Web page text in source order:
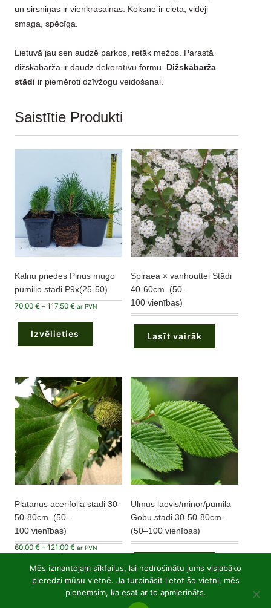
un sirsniņas ir vienkrāsainas. Koksne ir cieta, vidēji
smaga, spēcīga.
Lietuvā jau sen audzē parkos, retāk mežos. Parastā
dižskābarža ir daudz dekoratīvu formu. Dižskābarža
stādi ir piemēroti dzīvžogu veidošanai.
Saistītie Produkti
Kalnu priedes Pinus mugo
pumilio stādi P9x(25-50)
70,00 € – 117,50 €Price
70,00 €
117,50 €
ar PVN
Izvēlieties
may
be
chosen
on
the
product
page
Spiraea × vanhouttei Stādi
40-60cm. (50–
100 vienības)
Lasīt vairāk
Platanus acerifolia stādi 30-
50-80cm. (50–
100 vienības)
60,00 € – 121,00 €Price
range:
through
121,00 €
ar PVN
Izvēlieties
product
has
multiple
variants.
The
Ulmus laevis/minor/pumila
Gobu stādi 30-50-80cm.
(50–100 vienības)
Lasīt vairāk
Mēs izmantojam sīkfailus, lai nodrošinātu jums vislabāko
pieredzi mūsu vietnē. Ja turpināsit lietot šo vietni, mēs
pieņemsim, ka esat ar to apmierināts.